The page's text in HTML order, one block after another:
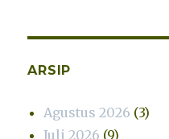
ARSIP
Agustus 2026 (3)
Juli 2026 (9)